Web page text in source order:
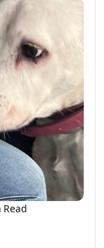
Read